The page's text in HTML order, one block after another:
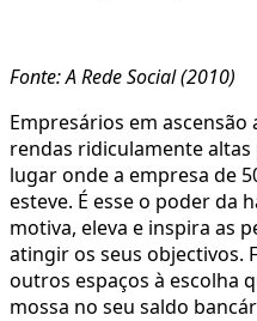
Fonte: A Rede Social (2010)
Empresários em
rendas ridiculamente
lugar onde a empresa de
esteve. É esse o poder da
motiva, eleva e inspira as
atingir os seus objectivos.
outros espaços à escolha
mossa no seu saldo